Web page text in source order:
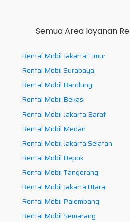
Semua Area layanan
Rental Mobil Jakarta Timur
Rental Mobil Surabaya
Rental Mobil Bandung
Rental Mobil Bekasi
Rental Mobil Jakarta Barat
Rental Mobil Medan
Rental Mobil Jakarta Selatan
Rental Mobil Depok
Rental Mobil Tangerang
Rental Mobil Jakarta Utara
Rental Mobil Palembang
Rental Mobil Semarang